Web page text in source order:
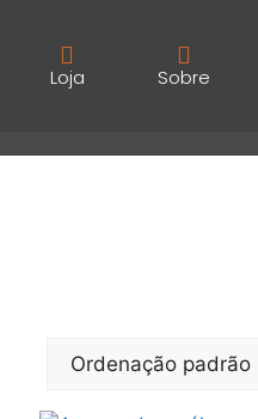
Loja Sobre